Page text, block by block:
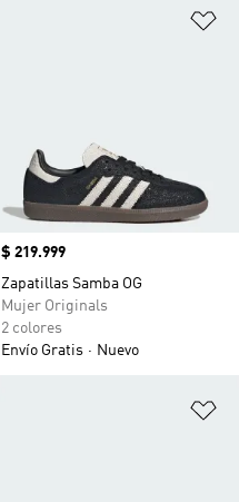
Precio
$ 219.999
Zapatillas Samba OG
Mujer Originals
2 colores
Envío Gratis
Nuevo